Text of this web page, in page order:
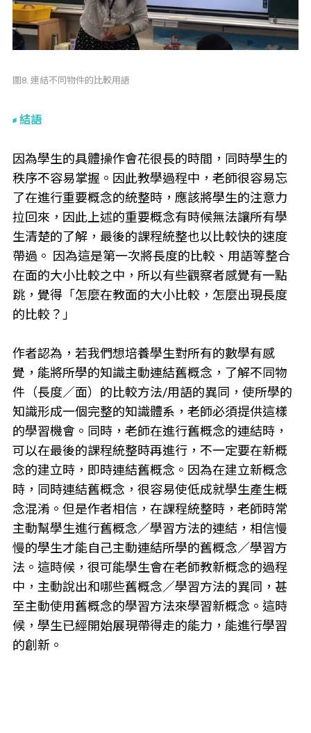
圖8. 連結不同物件的比較用語
結語
因為學生的具體操作會花很長的時間，同時學生的
秩序不容易掌握。因此教學過程中，老師很容易忘
了在進行重要概念的統整時，應該將學生的注意力
拉回來，因此上述的重要概念有時候無法讓所有學
生清楚的了解，最後的課程統整也以比較快的速度
帶過。 因為這是第一次將長度的比較、用語等整合
在面的大小比較之中，所以有些觀察者感覺有一點
跳，覺得「怎麼在教面的大小比較，怎麼出現長度
的比較？」
作者認為，若我們想培養學生對所有的數學有感
覺，能將所學的知識主動連結舊概念，了解不同物
件（長度／面）的比較方法/用語的異同，使所學的
知識形成一個完整的知識體系，老師必須提供這樣
的學習機會。同時，老師在進行舊概念的連結時，
可以在最後的課程統整時再進行，不一定要在新概
念的建立時，即時連結舊概念。因為在建立新概念
時，同時連結舊概念，很容易使低成就學生產生概
念混淆。但是作者相信，在課程統整時，老師時常
主動幫學生進行舊概念／學習方法的連結，相信慢
慢的學生才能自己主動連結所學的舊概念／學習方
法。這時候，很可能學生會在老師教新概念的過程
中，主動說出和哪些舊概念／學習方法的異同，甚
至主動使用舊概念的學習方法來學習新概念。這時
候，學生已經開始展現帶得走的能力，能進行學習
的創新。